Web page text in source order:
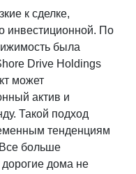
к сделке,
инвестиционной. По
была
Drive Holdings
может
актив и
Такой подход
тенденциям
больше
дома не